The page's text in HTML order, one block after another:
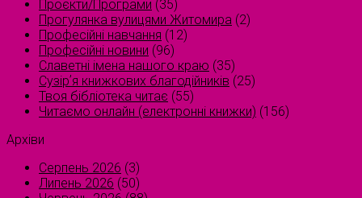
Проєкти/Програми (35)
Прогулянка вулицями Житомира (2)
Професійні навчання (12)
Професійні новини (96)
Славетні імена нашого краю (35)
Сузірʼя книжкових благодійників (25)
Твоя бібліотека читає (55)
Читаємо онлайн (електронні книжки) (156)
Архіви
Серпень 2026 (3)
Липень 2026 (50)